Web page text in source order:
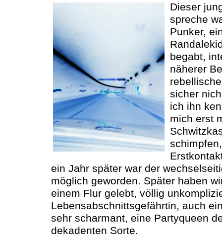
Dieser
spreche
Punker,
begabt,
näherer
sicher
ich ihn
mich erst
ein Jahr später war der
möglich geworden. Später haben
einem Flur gelebt, völlig
Lebensabschnittsgefährtin, auch
sehr scharmant, eine Partyqueen
dekadenten Sorte.